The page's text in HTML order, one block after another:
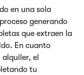
en una sola
generando
que extraen la
En cuanto
el
tu